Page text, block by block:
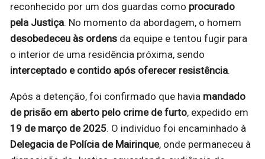
reconhecido por um dos guardas como procurado
pela Justiça. No momento da abordagem, o homem
desobedeceu às ordens da equipe e tentou fugir para
o interior de uma residência próxima, sendo
interceptado e contido após oferecer resistência.
Após a detenção, foi confirmado que havia mandado
de prisão em aberto pelo crime de furto, expedido em
19 de março de 2025. O indivíduo foi encaminhado à
Delegacia de Polícia de Mairinque, onde permaneceu à